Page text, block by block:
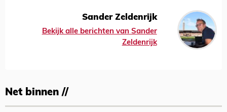
Sander Zeldenrijk
Bekijk alle berichten van Sander
Zeldenrijk
Net binnen //